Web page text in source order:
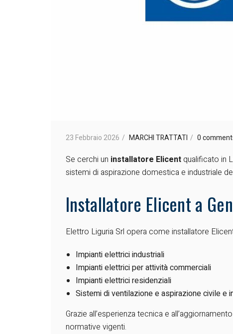
23 Febbraio 2026 MARCHI TRATTATI 0
Se cerchi un installatore Elicentqualificato in
sistemi di aspirazione domestica e industriale
Installatore Elicent a
Elettro Liguria Srl opera come installatore
Impianti elettrici industriali
Impianti elettrici per attività commerciali
Impianti elettrici residenziali
Sistemi di ventilazione e aspirazione civile e
Grazie all’esperienza tecnica e
normative vigenti.